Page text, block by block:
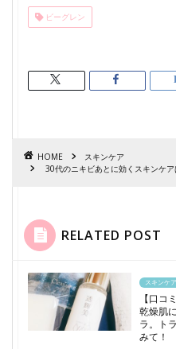
ビーグレン
HOME
スキンケア
30代のニキビあとに効くスキンケ
RELATED POST
スキンケア
【口コ
乾燥肌
ラ。ト
みて！